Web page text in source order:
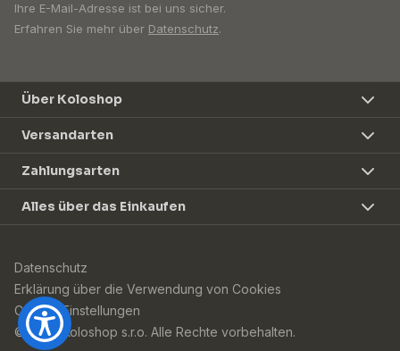
Ihre E-Mail-Adresse ist bei uns sicher.
Erfahren Sie mehr über Datenschutz.
Über Koloshop
Versandarten
Zahlungsarten
Alles über das Einkaufen
Datenschutz
Erklärung über die Verwendung von Cookies
Cookie-Einstellungen
© 2026 Koloshop s.r.o. Alle Rechte vorbehalten.